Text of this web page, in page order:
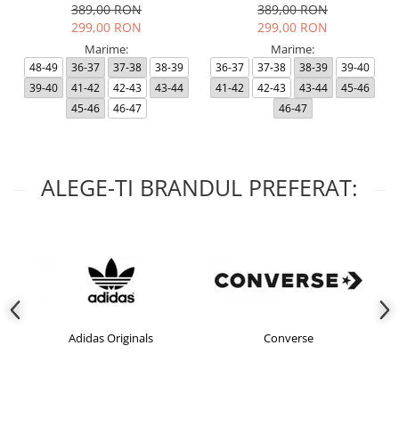
389,00 RON
299,00 RON
Marime:
48-49 36-37 37-38
38-39
39-40
41-42 42-43
43-44
45-46
46-47
389,00 RON
299,00 RON
Marime:
36-37 37-38 38-39
39-40
41-42
42-43 43-44
45-46
46-47
ALEGE-TI BRANDUL PREFERAT:
Adidas Originals Converse